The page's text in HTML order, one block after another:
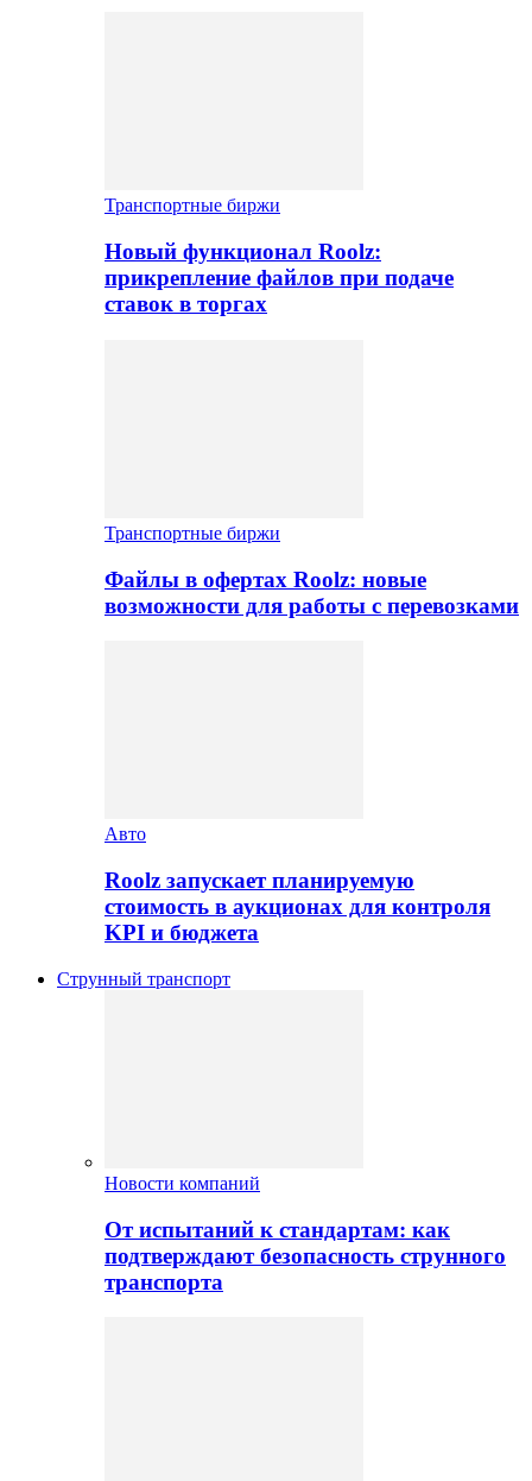
Транспортные биржи
Новый функционал Roolz:
прикрепление файлов при подаче
ставок в торгах
Транспортные биржи
Файлы в офертах Roolz: новые
возможности для работы с перевозками
Авто
Roolz запускает планируемую
стоимость в аукционах для контроля
KPI и бюджета
Струнный транспорт
Новости компаний
От испытаний к стандартам: как
подтверждают безопасность струнного
транспорта